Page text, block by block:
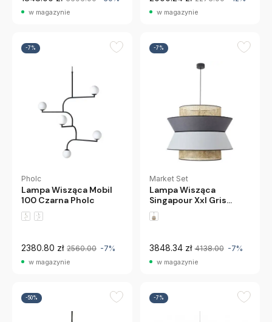
w magazynie w magazynie
-7%
Pholc
Lampa Wisząca Mobil
100 Czarna Pholc
2380.80 zł 2560.00 -7%
w magazynie
-7%
Market Set
Lampa Wisząca
Singapour Xxl Gris
Clair&Anthracite
Market Set
3848.34 zł 4138.00 -7%
w magazynie
-50% -7%